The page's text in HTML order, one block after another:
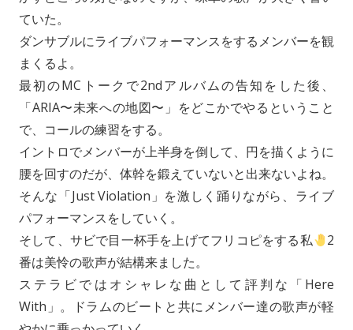
ていた。
ダンサブルにライブパフォーマンスをするメンバーを観
まくるよ。
最初のMCトークで2ndアルバムの告知をした後、
「ARIA〜未来への地図〜」をどこかでやるということ
で、コールの練習をする。
イントロでメンバーが上半身を倒して、円を描くように
腰を回すのだが、体幹を鍛えていないと出来ないよね。
そんな「Just Violation」を激しく踊りながら、ライブ
パフォーマンスをしていく。
そして、サビで目一杯手を上げてフリコピをする私
2
番は美怜の歌声が結構来ました。
ステラビではオシャレな曲として評判な「Here
With」。ドラムのビートと共にメンバー達の歌声が軽